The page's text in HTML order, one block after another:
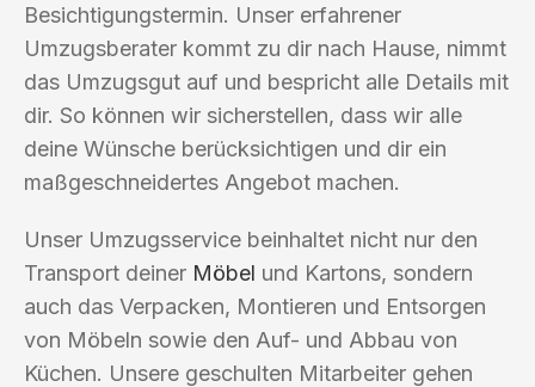
Besichtigungstermin. Unser erfahrener
Umzugsberater kommt zu dir nach Hause, nimmt
das Umzugsgut auf und bespricht alle Details mit
dir. So können wir sicherstellen, dass wir alle
deine Wünsche berücksichtigen und dir ein
maßgeschneidertes Angebot machen.
Unser Umzugsservice beinhaltet nicht nur den
Transport deiner Möbel und Kartons, sondern
auch das Verpacken, Montieren und Entsorgen
von Möbeln sowie den Auf- und Abbau von
Küchen. Unsere geschulten Mitarbeiter gehen